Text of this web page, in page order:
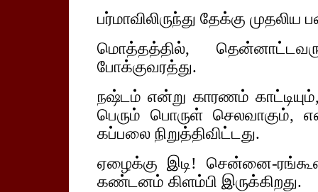
பர்மாவிலிருந்து தேக்கு
மொத்தத்தில்,
போக்குவரத்து.
நஷ்டம் என்று காரணம் காட்டியும்,
பெரும் பொருள் செலவாகும்,
கப்பலை நிறுத்திவிட்டது.
ஏழைக்கு இடி! சென்னை-
கண்டனம் கிளம்பி இருக்கிறது.